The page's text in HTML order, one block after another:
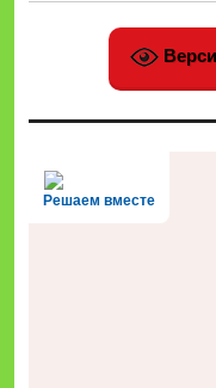
Решаем вместе